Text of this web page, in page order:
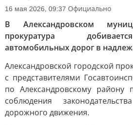
16 мая 2026, 09:37 Официально
В Александровском
прокуратура
автомобильных дорог в
Александровской городской
с представителями
по Александровскому району
соблюдения
дорожного движения.